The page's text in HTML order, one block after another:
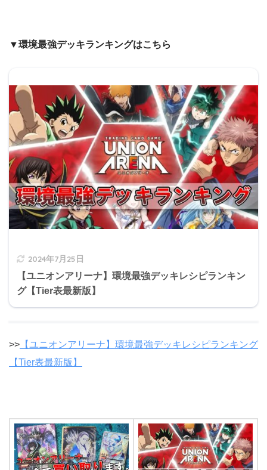
▼環境最強デッキランキングはこちら
2024年7月25日
【ユニオンアリーナ】環境最強デッキレシピランキン
グ【Tier表最新版】
>> 【ユニオンアリーナ】環境最強デッキレシピランキング
【Tier表最新版】